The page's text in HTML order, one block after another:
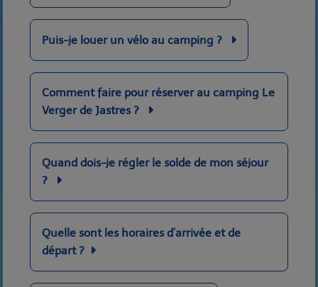
Puis-je louer un vélo au camping ?
Comment faire pour réserver au camping Le
Verger de Jastres ?
Quand dois-je régler le solde de mon séjour
?
Quelle sont les horaires d’arrivée et de
départ ?